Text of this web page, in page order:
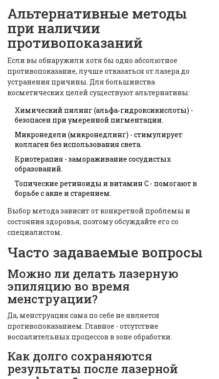
Альтернативные методы
при наличии
противопоказаний
Если вы обнаружили хотя бы одно абсолютное
противопоказание, лучше отказаться от лазера до
устранения причины. Для большинства
косметических целей существуют альтернативы:
Химический пилинг (альфа‑гидроксикислоты) -
безопасен при умеренной пигментации.
Микронедели (микронедлинг) - стимулирует
коллаген без использования света.
Криотерапия - замораживание сосудистых
образований.
Топические ретиноиды и витамин C - помогают в
борьбе с акне и старением.
Выбор метода зависит от конкретной проблемы и
состояния здоровья, поэтому обсуждайте его со
специалистом.
Часто задаваемые вопросы
Можно ли делать лазерную
эпиляцию во время
менструации?
Да, менструация сама по себе не является
противопоказанием. Главное - отсутствие
воспалительных процессов в зоне обработки.
Как долго сохраняются
результаты после лазерной